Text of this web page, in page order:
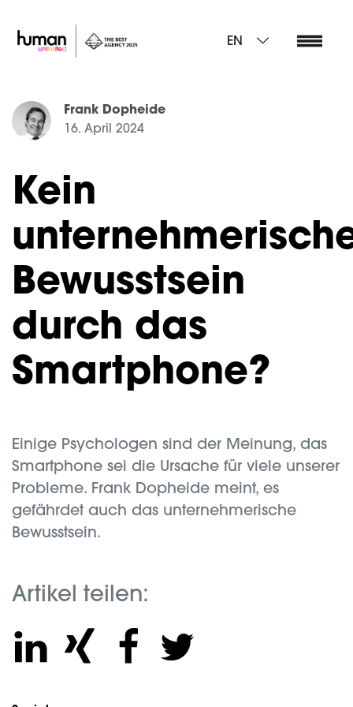
EN
Frank Dopheide
16. April 2024
Kein
Bewusstsein
durch das
Smartphone?
Einige Psychologen sind der Meinung, das
Smartphone sei die Ursache für viele unserer
Probleme. Frank Dopheide meint, es
gefährdet auch das unternehmerische
Bewusstsein.
Artikel teilen: